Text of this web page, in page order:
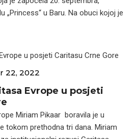
„Princess“ u Baru. Na obuci kojoj je
22, 2022
Evrope u posjeti
Miriam Pikaar boravila je u
tokom prethodna tri dana. Miriam